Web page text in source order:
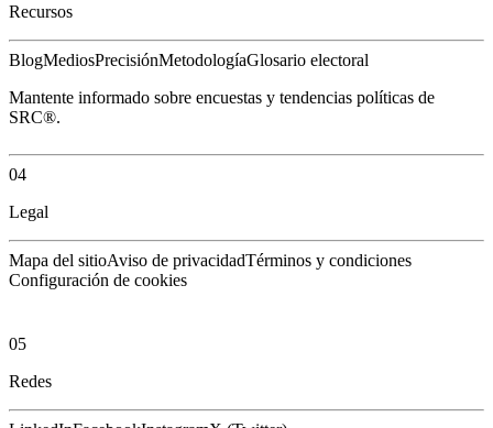
Recursos
BlogMediosPrecisiónMetodologíaGlosario electoral
Mantente informado sobre encuestas y tendencias políticas de
SRC®.
04
Legal
Mapa del sitioAviso de privacidadTérminos y condiciones
Configuración de cookies
05
Redes